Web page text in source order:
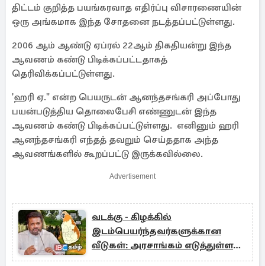
திட்டம் குறித்த பயங்கரவாத எதிர்ப்பு விசாரணையின்
ஒரு அங்கமாக இந்த சோதனை நடத்தப்பட்டுள்ளது.
2006 ஆம் ஆண்டு ஏப்ரல் 22ஆம் திகதியன்று இந்த
ஆவணம் கண்டு பிடிக்கப்பட்டதாகத்
தெரிவிக்கப்பட்டுள்ளது.
'ஹரி ஏ." என்ற பெயருடன் ஆனந்தசங்கரி அப்போது
பயன்படுத்திய தொலைபேசி எண்ணுடன் இந்த
ஆவணம் கண்டு பிடிக்கப்பட்டுள்ளது. எனினும் ஹரி
ஆனந்தசங்கரி எந்தத் தவறும் செய்ததாக அந்த
ஆவணங்களில் கூறப்பட்டு இருக்கவில்லை.
Advertisement
வடக்கு - கிழக்கில்
இடம்பெயர்ந்தவர்களுக்கான
வீடுகள்: அரசாங்கம் எடுத்துள்ள
நடவடிக்கை